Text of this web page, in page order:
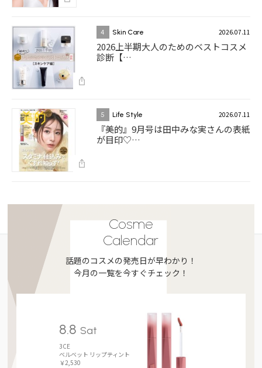
4 Skin Care 2026.07.11
2026上半期大人のためのベストコスメ
診断【…
5 Life Style 2026.07.11
『美的』9月号は田中みな実さんの表紙
が目印♡…
Cosme
Calendar
話題のコスメの発売日が早わかり！
今月の一覧を今すぐチェック！
8.8 Sat
3CE
ベルベット リップティント
￥2,530